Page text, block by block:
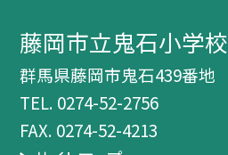
藤岡市立鬼石小学校
群馬県藤岡市鬼石439番地
TEL. 0274-52-2756
FAX. 0274-52-4213